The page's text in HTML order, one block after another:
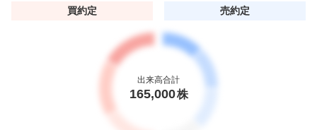
買約定 売約定
出来高合計
165,000株